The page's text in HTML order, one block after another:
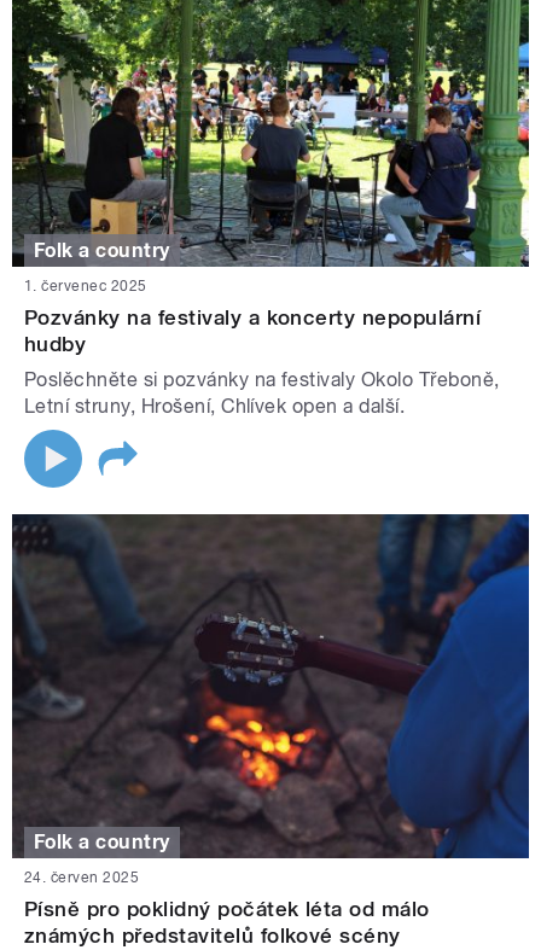
Folk a country
1. červenec 2025
Pozvánky na festivaly a koncerty nepopulární
hudby
Poslěchněte si pozvánky na festivaly Okolo Třeboně,
Letní struny, Hrošení, Chlívek open a další.
Folk a country
24. červen 2025
Písně pro poklidný počátek léta od málo
známých představitelů folkové scény